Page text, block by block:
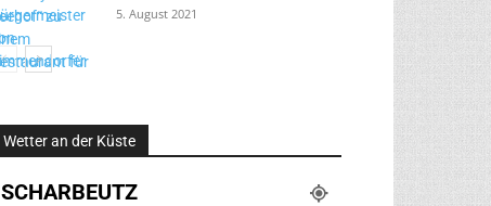
5. August 2021
Wetter an der Küste
SCHARBEUTZ